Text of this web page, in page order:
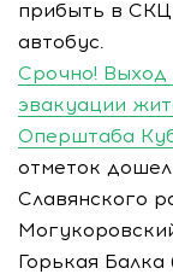
прибыть в СКЦ
автобус.
Срочно!
эвакуации
Оперштаба
отметок
Славянского
Горькая Балка